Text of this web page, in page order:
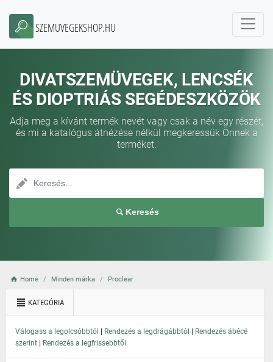
SZEMUVEGEKSHOP.HU
DIVATSZEMÜVEGEK, LENCSÉK
ÉS DIOPTRIÁS SEGÉDESZKÖZÖK
Adja meg a kívánt termék nevét vagy csak a név egy részét,
és mi a katalógus átnézése nélkül megkeressük Önnek a
terméket.
Keresés
Home Minden márka Proclear
KATEGÓRIA
Válogass a legolcsóbbtól | Rendezés a legdrágábbtól | Rendezés ábécé
szerint | Rendezés a legfrissebbtől